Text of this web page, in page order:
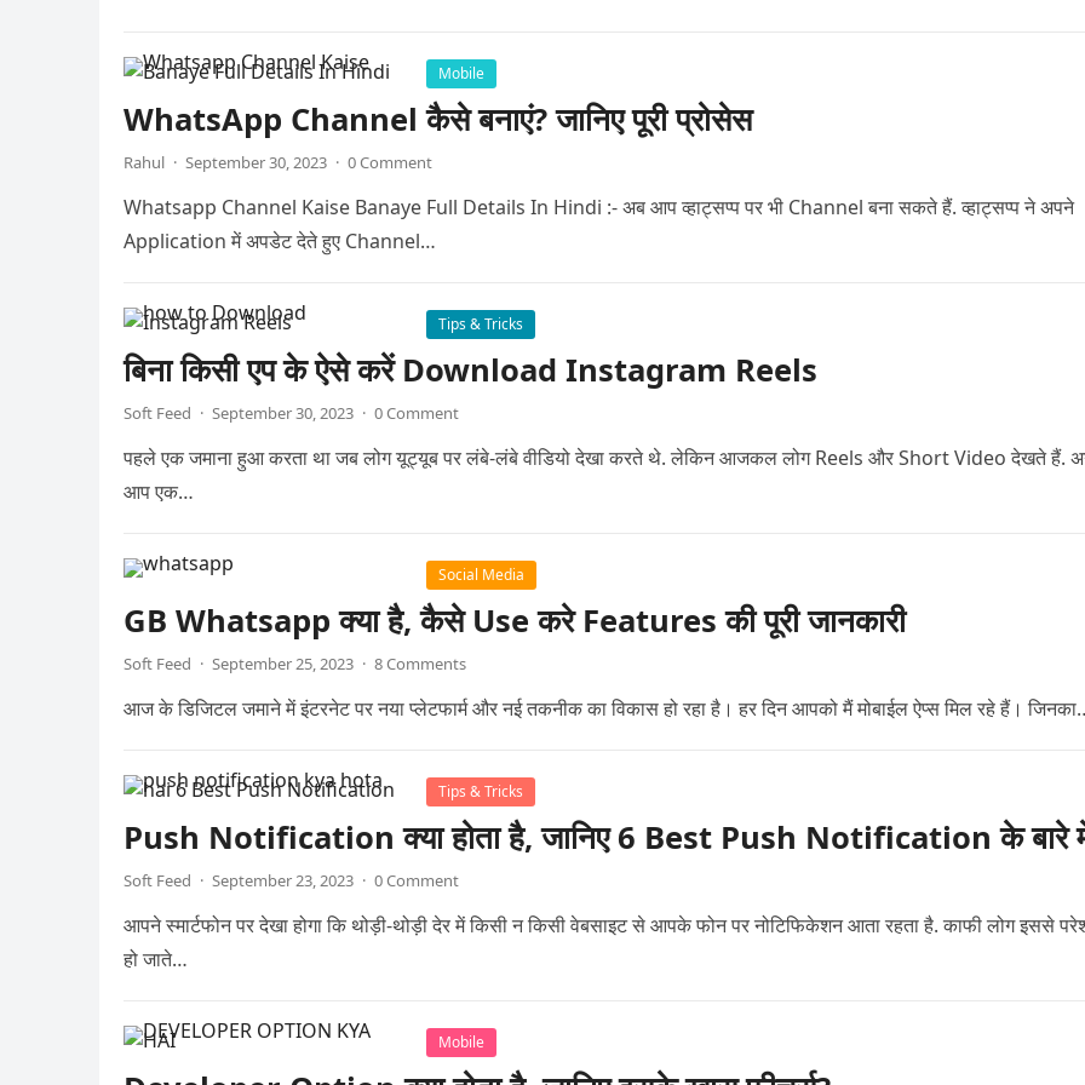
Mobile
WhatsApp Channel कैसे बनाएं? जानिए पूरी प्रोसेस
Rahul · September 30, 2023 · 0 Comment
Whatsapp Channel Kaise Banaye Full Details In Hindi :- अब आप व्हाट्सप्प पर भी Channel बना सकते हैं. व्हाट्सप्प ने अपने
Application में अपडेट देते हुए Channel…
Tips & Tricks
बिना किसी एप के ऐसे करें Download Instagram Reels
Soft Feed · September 30, 2023 · 0 Comment
पहले एक जमाना हुआ करता था जब लोग यूट्यूब पर लंबे-लंबे वीडियो देखा करते थे. लेकिन आजकल लोग Reels और Short Video देखते हैं.
आप एक…
Social Media
GB Whatsapp क्या है, कैसे Use करे Features की पूरी जानकारी
Soft Feed · September 25, 2023 · 8 Comments
आज के डिजिटल जमाने में इंटरनेट पर नया प्लेटफार्म और नई तकनीक का विकास हो रहा है। हर दिन आपको मैं मोबाईल ऐप्स मिल रहे हैं।
Tips & Tricks
Push Notification क्या होता है, जानिए 6 Best Push Notification के बारे
Soft Feed · September 23, 2023 · 0 Comment
आपने स्मार्टफोन पर देखा होगा कि थोड़ी-थोड़ी देर में किसी न किसी वेबसाइट से आपके फोन पर नोटिफिकेशन आता रहता है. काफी लोग इससे
हो जाते…
Mobile